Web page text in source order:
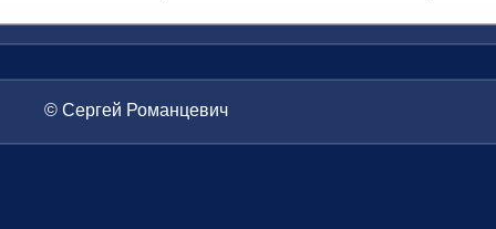
© Сергей Романцевич